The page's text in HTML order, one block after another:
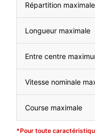
Répartition
Longueur maximale
Entre centre
Vitesse nominale
Course maximale
*Pour toute